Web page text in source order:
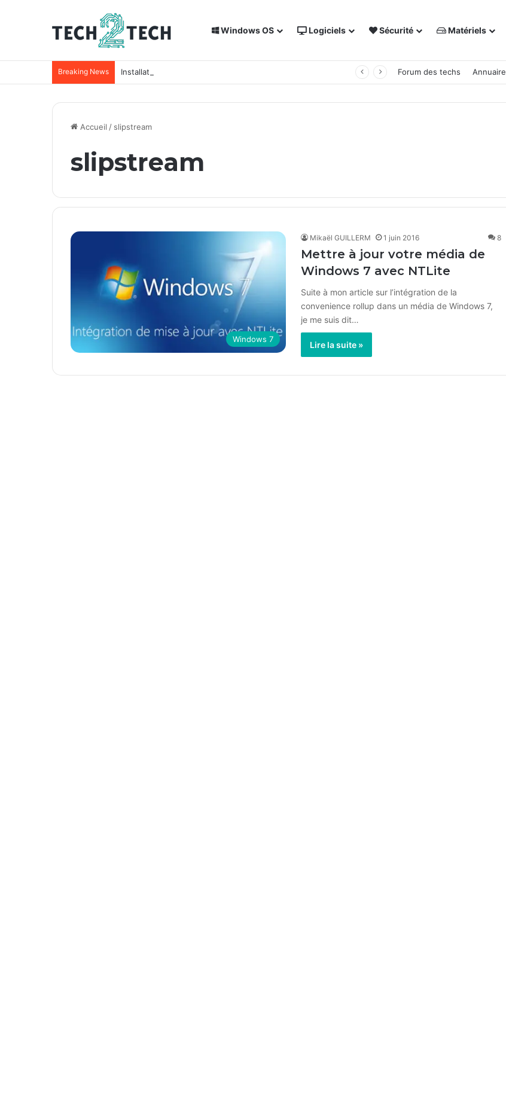
Windows OS Logiciels Sécurité Matériels
Breaking News Installation de Home Assistant sur un NAS Synology Forum des techs Annuaire
Accueil / slipstream
slipstream
Windows 7
Mikaël GUILLERM 1 juin 2016 8
Mettre à jour votre média de
Windows 7 avec NTLite
Suite à mon article sur l’intégration de la
convenience rollup dans un média de Windows 7,
je me suis dit…
Lire la suite »